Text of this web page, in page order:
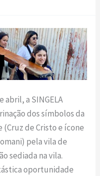
abril, a SINGELA
dos símbolos da
de Cristo e ícone
pela vila de
sediada na vila.
oportunidade